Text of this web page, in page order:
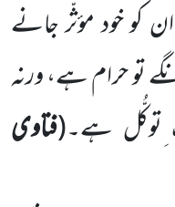
کو خود مؤثّر جانے
تو حرام ہے، ورنہ
ِتوکُّل ہے۔(فتاوی